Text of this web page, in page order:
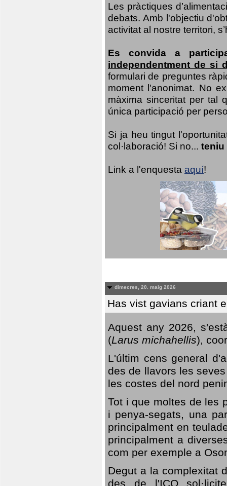
Les pràctiques
debats. Amb l'objectiu
activitat al nostre territori,
Es convida a
independentment de si
formulari de preguntes
moment l'anonimat. No
màxima sinceritat per tal
única participació per
Si ja heu tingut
col·laboració! Si no... teniu
Link a l'enquesta aquí!
dimecres, 20. maig 2026
Has vist gavians criant
Aquest any 2026,
(Larus michahellis),
L'últim cens general
des de llavors les
les costes del nord
Tot i que moltes de les
i penya-segats, una
principalment en
principalment a
com per exemple a
Degut a la complexitat